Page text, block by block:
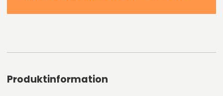
Produktinformation